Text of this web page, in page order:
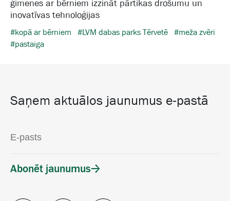
ģimenes ar bērniem izzināt pārtikas drošumu un
inovatīvas tehnoloģijas
#kopā ar bērniem #LVM dabas parks Tērvetē #meža zvēri
#pastaiga
Saņem aktuālos jaunumus e-pastā
Abonēt jaunumus